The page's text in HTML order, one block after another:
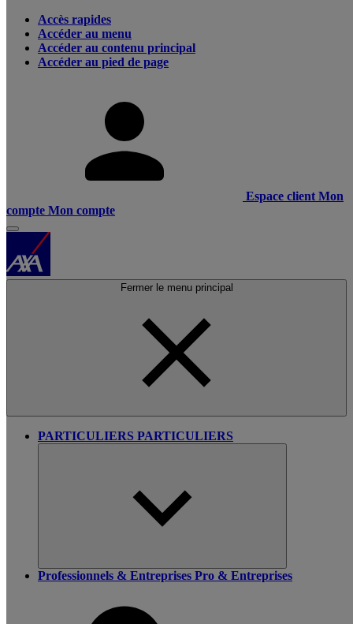
Accès rapides
Accéder au menu
Accéder au contenu principal
Accéder au pied de page
Espace client Mon
compte Mon compte
Fermer le menu principal
PARTICULIERS PARTICULIERS
Professionnels & Entreprises Pro & Entreprises